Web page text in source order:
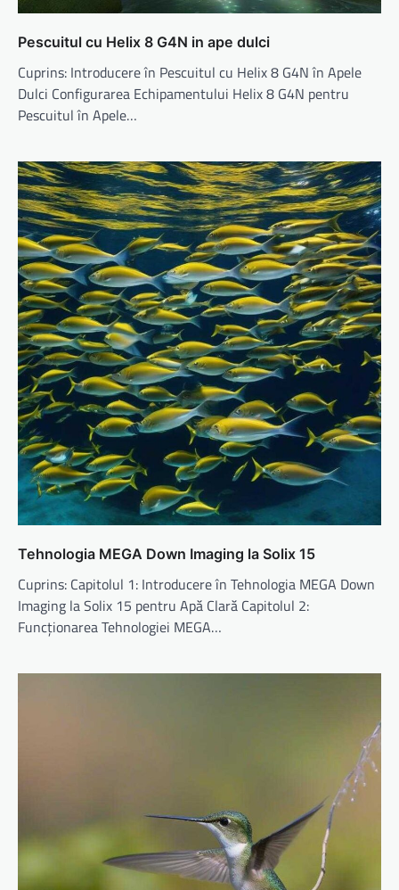
Pescuitul cu Helix 8 G4N in ape dulci
Cuprins: Introducere în Pescuitul cu Helix 8 G4N în Apele
Dulci Configurarea Echipamentului Helix 8 G4N pentru
Pescuitul în Apele…
Tehnologia MEGA Down Imaging la Solix 15
Cuprins: Capitolul 1: Introducere în Tehnologia MEGA Down
Imaging la Solix 15 pentru Apă Clară Capitolul 2:
Funcționarea Tehnologiei MEGA…